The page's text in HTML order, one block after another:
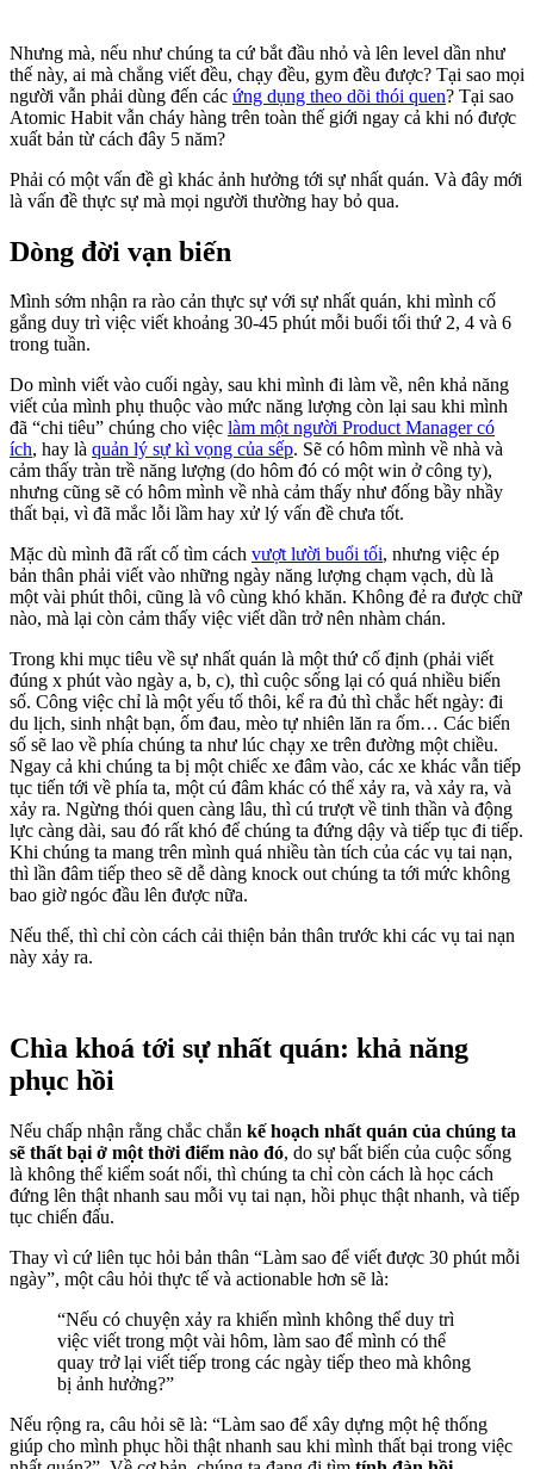
Nhưng mà, nếu như chúng ta cứ bắt đầu nhỏ và lên level dần như
thế này, ai mà chẳng viết đều, chạy đều, gym đều được? Tại sao mọi
người vẫn phải dùng đến các ứng dụng theo dõi thói quen? Tại sao
Atomic Habit vẫn cháy hàng trên toàn thế giới ngay cả khi nó được
xuất bản từ cách đây 5 năm?
Phải có một vấn đề gì khác ảnh hưởng tới sự nhất quán. Và đây mới
là vấn đề thực sự mà mọi người thường hay bỏ qua.
Dòng đời vạn biến
Mình sớm nhận ra rào cản thực sự với sự nhất quán, khi mình cố
gắng duy trì việc viết khoảng 30-45 phút mỗi buổi tối thứ 2, 4 và 6
trong tuần.
Do mình viết vào cuối ngày, sau khi mình đi làm về, nên khả năng
viết của mình phụ thuộc vào mức năng lượng còn lại sau khi mình
đã “chi tiêu” chúng cho việc làm một người Product Manager có
ích, hay là quản lý sự kì vọng của sếp. Sẽ có hôm mình về nhà và
cảm thấy tràn trề năng lượng (do hôm đó có một win ở công ty),
nhưng cũng sẽ có hôm mình về nhà cảm thấy như đống bầy nhầy
thất bại, vì đã mắc lỗi lầm hay xử lý vấn đề chưa tốt.
Mặc dù mình đã rất cố tìm cách vượt lười buổi tối, nhưng việc ép
bản thân phải viết vào những ngày năng lượng chạm vạch, dù là
một vài phút thôi, cũng là vô cùng khó khăn. Không đẻ ra được chữ
nào, mà lại còn cảm thấy việc viết dần trở nên nhàm chán.
Trong khi mục tiêu về sự nhất quán là một thứ cố định (phải viết
đúng x phút vào ngày a, b, c), thì cuộc sống lại có quá nhiều biến
số. Công việc chỉ là một yếu tố thôi, kể ra đủ thì chắc hết ngày: đi
du lịch, sinh nhật bạn, ốm đau, mèo tự nhiên lăn ra ốm… Các biến
số sẽ lao về phía chúng ta như lúc chạy xe trên đường một chiều.
Ngay cả khi chúng ta bị một chiếc xe đâm vào, các xe khác vẫn tiếp
tục tiến tới về phía ta, một cú đâm khác có thể xảy ra, và xảy ra, và
xảy ra. Ngừng thói quen càng lâu, thì cú trượt về tinh thần và động
lực càng dài, sau đó rất khó để chúng ta đứng dậy và tiếp tục đi tiếp.
Khi chúng ta mang trên mình quá nhiều tàn tích của các vụ tai nạn,
thì lần đâm tiếp theo sẽ dễ dàng knock out chúng ta tới mức không
bao giờ ngóc đầu lên được nữa.
Nếu thế, thì chỉ còn cách cải thiện bản thân trước khi các vụ tai nạn
này xảy ra.
Chìa khoá tới sự nhất quán: khả năng
phục hồi
Nếu chấp nhận rằng chắc chắn kế hoạch nhất quán của chúng ta
sẽ thất bại ở một thời điểm nào đó, do sự bất biến của cuộc sống
là không thể kiểm soát nổi, thì chúng ta chỉ còn cách là học cách
đứng lên thật nhanh sau mỗi vụ tai nạn, hồi phục thật nhanh, và tiếp
tục chiến đấu.
Thay vì cứ liên tục hỏi bản thân “Làm sao để viết được 30 phút mỗi
ngày”, một câu hỏi thực tế và actionable hơn sẽ là:
“Nếu có chuyện xảy ra khiến mình không thể duy trì
việc viết trong một vài hôm, làm sao để mình có thể
quay trở lại viết tiếp trong các ngày tiếp theo mà không
bị ảnh hưởng?”
Nếu rộng ra, câu hỏi sẽ là: “Làm sao để xây dựng một hệ thống
giúp cho mình phục hồi thật nhanh sau khi mình thất bại trong việc